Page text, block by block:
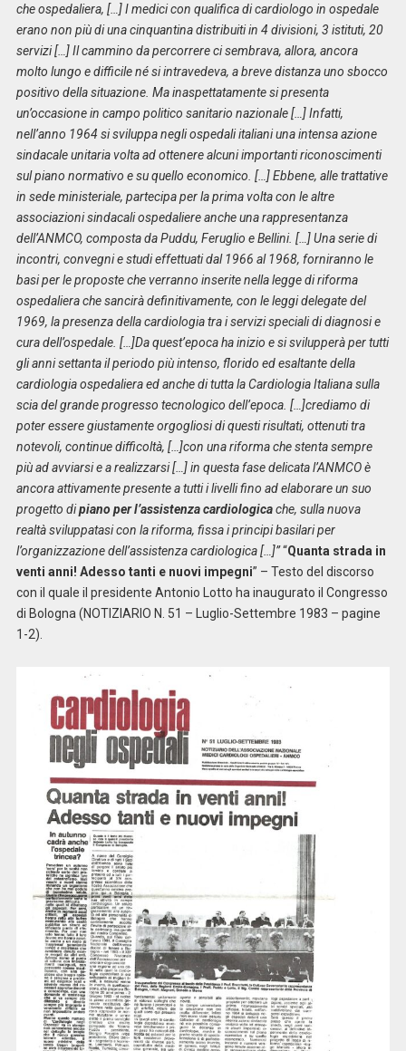
che ospedaliera, […] I medici con qualifica di cardiologo in ospedale
erano non più di una cinquantina distribuiti in 4 divisioni, 3 istituti, 20
servizi […] Il cammino da percorrere ci sembrava, allora, ancora
molto lungo e difficile né si intravedeva, a breve distanza uno sbocco
positivo della situazione. Ma inaspettatamente si presenta
un’occasione in campo politico sanitario nazionale […] Infatti,
nell’anno 1964 si sviluppa negli ospedali italiani una intensa azione
sindacale unitaria volta ad ottenere alcuni importanti riconoscimenti
sul piano normativo e su quello economico. […] Ebbene, alle trattative
in sede ministeriale, partecipa per la prima volta con le altre
associazioni sindacali ospedaliere anche una rappresentanza
dell’ANMCO, composta da Puddu, Feruglio e Bellini. […] Una serie di
incontri, convegni e studi effettuati dal 1966 al 1968, forniranno le
basi per le proposte che verranno inserite nella legge di riforma
ospedaliera che sancirà definitivamente, con le leggi delegate del
1969, la presenza della cardiologia tra i servizi speciali di diagnosi e
cura dell’ospedale. […]Da quest’epoca ha inizio e si svilupperà per tutti
gli anni settanta il periodo più intenso, florido ed esaltante della
cardiologia ospedaliera ed anche di tutta la Cardiologia Italiana sulla
scia del grande progresso tecnologico dell’epoca. […]crediamo di
poter essere giustamente orgogliosi di questi risultati, ottenuti tra
notevoli, continue difficoltà, […]con una riforma che stenta sempre
più ad avviarsi e a realizzarsi […] in questa fase delicata l’ANMCO è
ancora attivamente presente a tutti i livelli fino ad elaborare un suo
progetto dipiano per l’assistenza cardiologicache, sulla nuova
realtà sviluppatasi con la riforma, fissa i principi basilari per
l’organizzazione dell’assistenza cardiologica […]”“Quanta strada in
venti anni! Adesso tanti e nuovi impegni” – Testo del discorso
con il quale il presidente Antonio Lotto ha inaugurato il Congresso
di Bologna (NOTIZIARIO N. 51 – Luglio-Settembre 1983 – pagine
1-2).